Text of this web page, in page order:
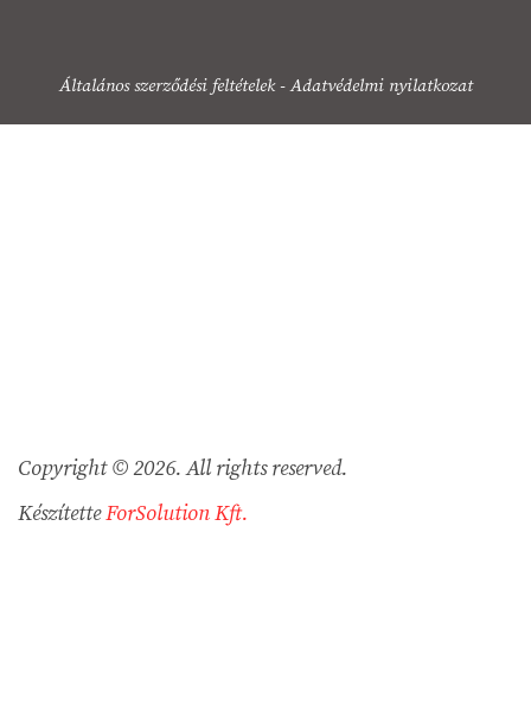
Általános szerződési feltételek-Adatvédelmi nyilatkozat
Copyright © 2026. All rights reserved.
KészítetteForSolution Kft.